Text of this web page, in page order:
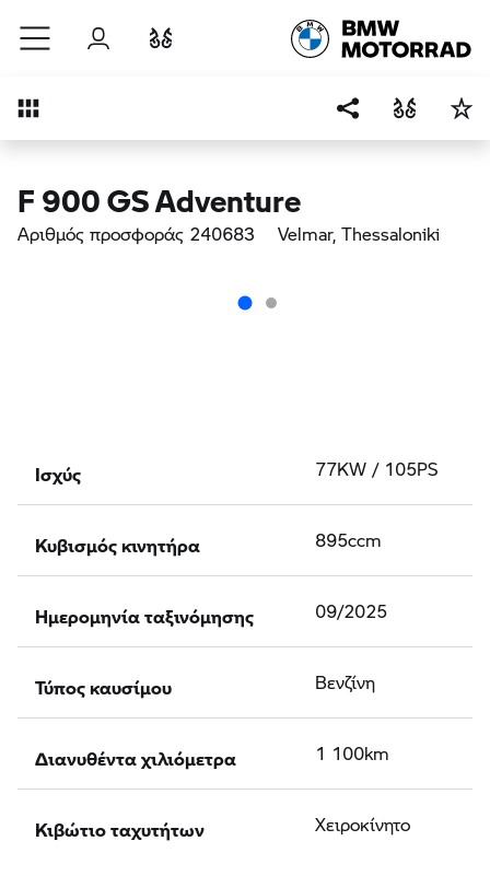
Μετάβαση στο κύριο περιεχόμενο
Σύνδεση
Επισκόπηση
F 900 GS Adventure
Αριθμός προσφοράς 240683 Velmar, Thessaloniki
Ισχύς 77KW / 105PS
Κυβισμός κινητήρα 895ccm
Ημερομηνία ταξινόμησης 09/2025
Τύπος καυσίμου Βενζίνη
Διανυθέντα χιλιόμετρα 1 100km
Κιβώτιο ταχυτήτων Χειροκίνητο